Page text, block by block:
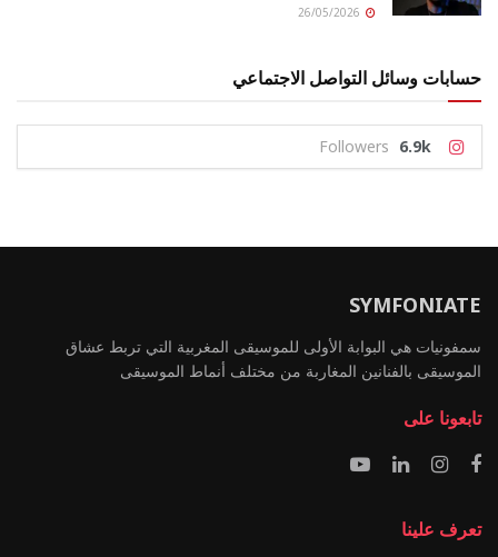
حسابات وسائل التواصل الاجتماعي
6.9k
Followers
SYMFONIATE
سمفونيات هي البوابة الأولى للموسيقى المغربية التي تربط عشاق
الموسيقى بالفنانين المغاربة من مختلف أنماط الموسيقى
تابعونا على
تعرف علينا